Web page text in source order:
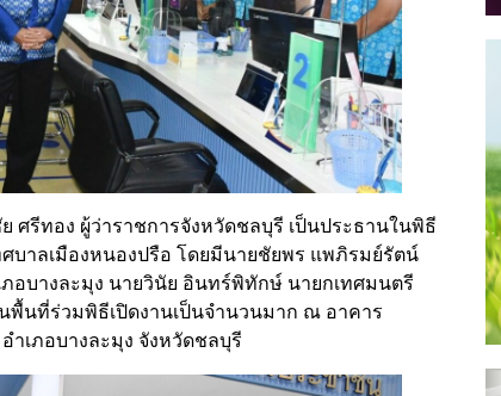
ศรีทอง ผู้ว่าราชการจังหวัดชลบุรี เป็นประธานในพิธี
บาลเมืองหนองปรือ โดยมีนายชัยพร แพภิรมย์รัตน์
อบางละมุง นายวินัย อินทร์พิทักษ์ นายกเทศมนตรี
นที่ร่วมพิธีเปิดงานเป็นจำนวนมาก ณ อาคาร
ำเภอบางละมุง จังหวัดชลบุรี